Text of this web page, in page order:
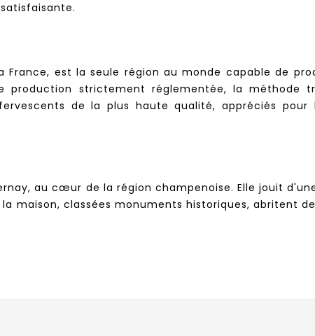
France, est la seule région au monde capable de
strictement réglementée, la méthode
de la plus haute qualité, appréciés
au cœur de la région champenoise. Elle jouit
maison, classées monuments historiques, abritent